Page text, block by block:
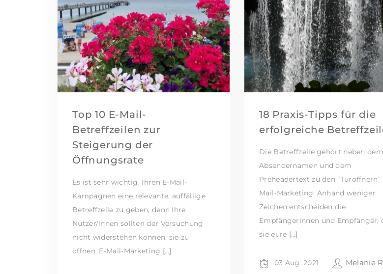
Top 10 E-Mail-
Betreffzeilen zur
Steigerung der
Öffnungsrate
Es ist sehr wichtig, Ihren E-Mail-
Kampagnen eine relevante, auffällige
Betreffzeile zu geben, denn Ihre
Nutzer/innen sollten der Versuchung
nicht widerstehen können, sie zu
öffnen. E-Mail-Marketing […]
18 Praxis-Tipps für die
erfolgreiche
Die Betreffzeile gehört neben dem
Absendernamen und dem
Preheadertext zu den “Türöffnern”
Mail-Marketing: Anhand weniger
Zeichen entscheiden die
Empfängerinnen und Empfänger,
sie eure […]
03 Aug. 2021 Melanie